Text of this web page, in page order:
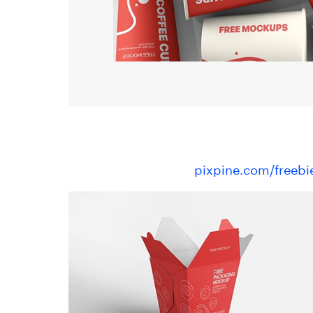
pixpine.com/